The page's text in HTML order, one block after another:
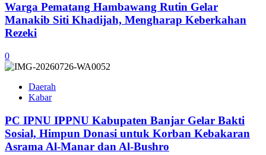
Warga Pematang Hambawang Rutin Gelar
Manakib Siti Khadijah, Mengharap Keberkahan
Rezeki
0
Daerah
Kabar
PC IPNU IPPNU Kabupaten Banjar Gelar Bakti
Sosial, Himpun Donasi untuk Korban Kebakaran
Asrama Al-Manar dan Al-Bushro